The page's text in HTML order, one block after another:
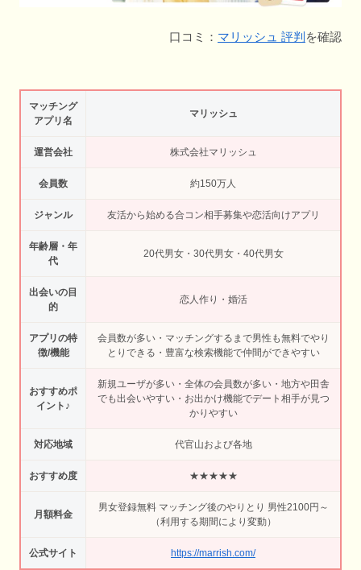
口コミ： マリッシュ 評判 を確認
マッチング
アプリ名
マリッシュ
運営会社 株式会社マリッシュ
会員数 約150万人
ジャンル 友活から始める合コン相手募集や恋活向けアプリ
年齢層・年
代
20代男女・30代男女・40代男女
出会いの目
的
恋人作り・婚活
アプリの特
徴/機能
会員数が多い・マッチングするまで男性も無料でやり
とりできる・豊富な検索機能で仲間ができやすい
おすすめポ
イント♪
新規ユーザが多い・全体の会員数が多い・地方や田舎
でも出会いやすい・お出かけ機能でデート相手が見つ
かりやすい
対応地域 代官山および各地
おすすめ度 ★★★★★
月額料金
男女登録無料 マッチング後のやりとり 男性2100円～
（利用する期間により変動）
公式サイト https://marrish.com/